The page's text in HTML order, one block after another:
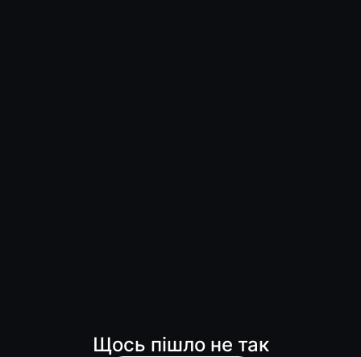
Щось пішло не так